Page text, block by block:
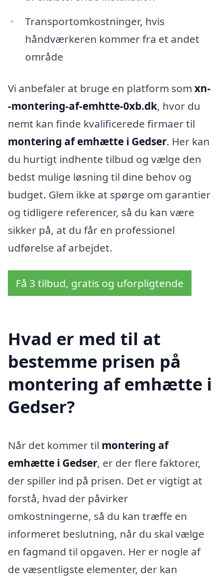
Transportomkostninger, hvis
håndværkeren kommer fra et andet
område
Vi anbefaler at bruge en platform som xn-
-montering-af-emhtte-0xb.dk, hvor du
nemt kan finde kvalificerede firmaer til
montering af emhætte i Gedser. Her kan
du hurtigt indhente tilbud og vælge den
bedst mulige løsning til dine behov og
budget. Glem ikke at spørge om garantier
og tidligere referencer, så du kan være
sikker på, at du får en professionel
udførelse af arbejdet.
Få 3 tilbud, gratis og uforpligtende
Hvad er med til at
bestemme prisen på
montering af emhætte i
Gedser?
Når det kommer til montering af
emhætte i Gedser, er der flere faktorer,
der spiller ind på prisen. Det er vigtigt at
forstå, hvad der påvirker
omkostningerne, så du kan træffe en
informeret beslutning, når du skal vælge
en fagmand til opgaven. Her er nogle af
de væsentligste elementer, der kan